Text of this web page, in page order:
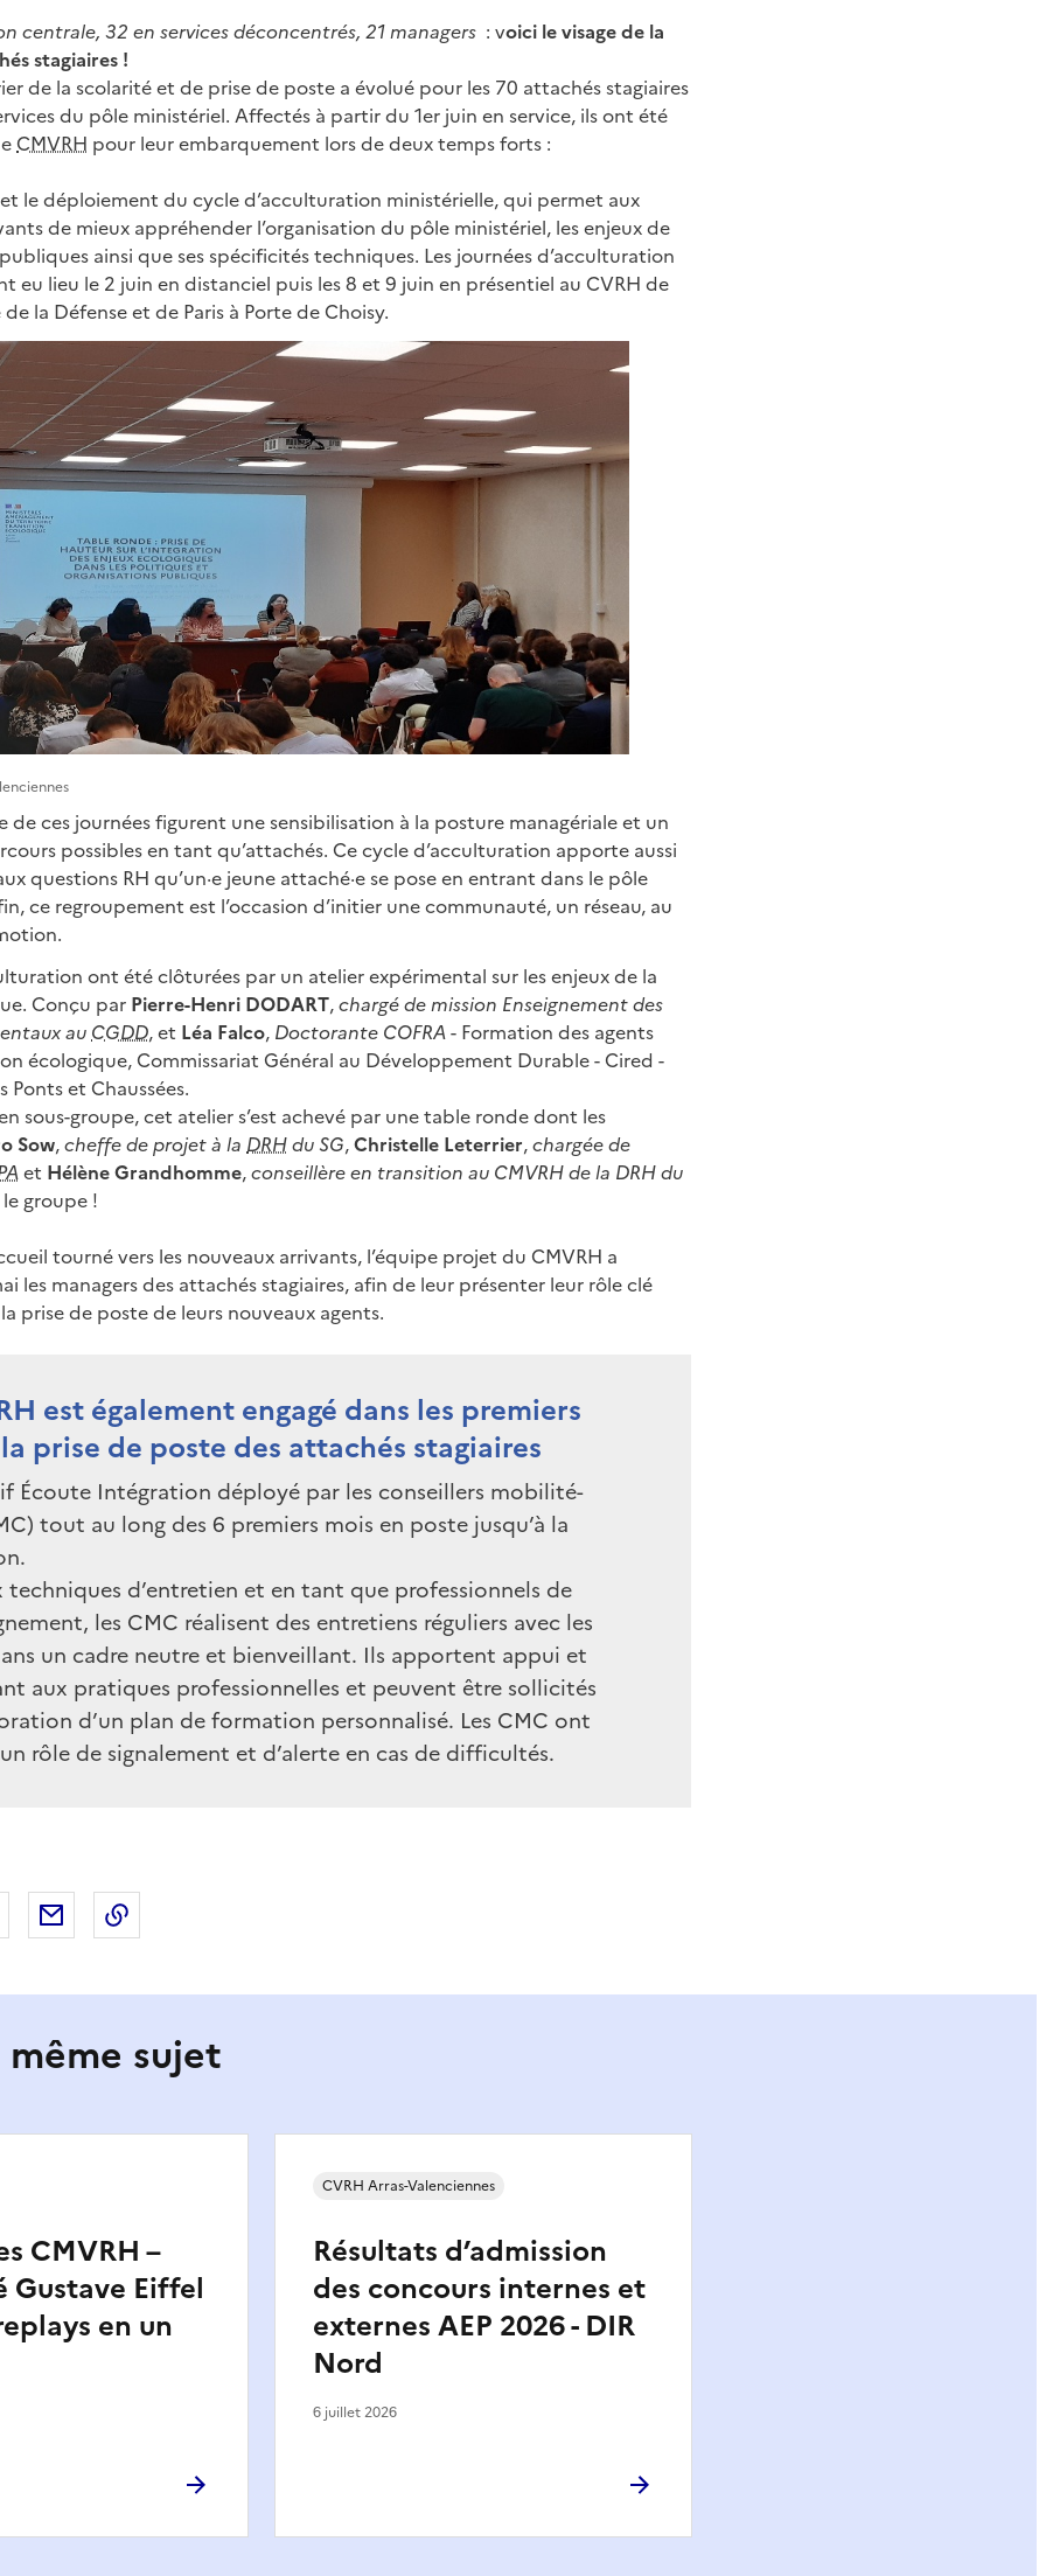
centrale, 32 en services déconcentrés, 21 managers : voici le visage de la
stagiaires !
de la scolarité et de prise de poste a évolué pour les 70 attachés stagiaires
du pôle ministériel. Affectés à partir du 1er juin en service, ils ont été
CMVRH pour leur embarquement lors de deux temps forts :
et le déploiement du cycle d’acculturation ministérielle, qui permet aux
de mieux appréhender l’organisation du pôle ministériel, les enjeux de
ainsi que ses spécificités techniques. Les journées d’acculturation
eu lieu le 2 juin en distanciel puis les 8 et 9 juin en présentiel au CVRH de
de la Défense et de Paris à Porte de Choisy.
de ces journées figurent une sensibilisation à la posture managériale et un
possibles en tant qu’attachés. Ce cycle d’acculturation apporte aussi
questions RH qu’un·e jeune attaché·e se pose en entrant dans le pôle
ce regroupement est l’occasion d’initier une communauté, un réseau, au
ont été clôturées par un atelier expérimental sur les enjeux de la
Conçu par Pierre-Henri DODART,chargé de mission Enseignement des
au CGDD, et Léa Falco, Doctorante COFRA- Formation des agents
écologique, Commissariat Général au Développement Durable - Cired -
Ponts et Chaussées.
sous-groupe, cet atelier s’est achevé par une table ronde dont les
Sow,cheffe de projet à la DRHdu SG,Christelle Leterrier,chargée de
et Hélène Grandhomme,conseillère en transition au CMVRH de la DRH du
groupe !
tourné vers les nouveaux arrivants, l’équipe projet du CMVRH a
les managers des attachés stagiaires, afin de leur présenter leur rôle clé
prise de poste de leurs nouveaux agents.
est également engagé dans les premiers
prise de poste des attachés stagiaires
Écoute Intégration déployé par les conseillers mobilité-
tout au long des 6 premiers mois en poste jusqu’à la
techniques d’entretien et en tant que professionnels de
les CMC réalisent des entretiens réguliers avec les
un cadre neutre et bienveillant. Ils apportent appui et
aux pratiques professionnelles et peuvent être sollicités
d’un plan de formation personnalisé. Les CMC ont
rôle de signalement et d’alerte en cas de difficultés.
sur X
Partager sur LinkedIn
Partager par email
même sujet
CMVRH –
Gustave Eiffel
en un
Résultats d’admission
des concours internes et
externes AEP 2026 - DIR
Nord
CVRH Arras-Valenciennes
6 juillet 2026